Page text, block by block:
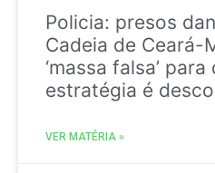
Policia: presos
Cadeia de Ceará-
‘massa falsa’
estratégia é
VER MATÉRIA »